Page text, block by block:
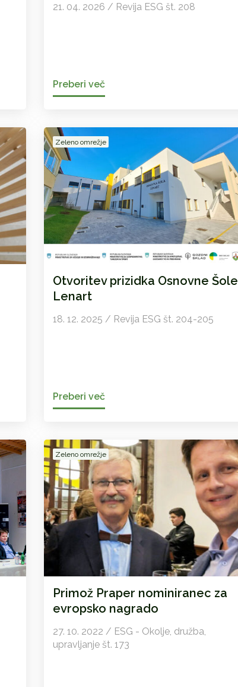
21. 04. 2026 / Revija ESG št. 208
Preberi več
Zeleno omrežje
Otvoritev prizidka Osnovne Šole
Lenart
18. 12. 2025 / Revija ESG št. 204-205
Preberi več
Zeleno omrežje
Primož Praper nominiranec za
evropsko nagrado
27. 10. 2022 / ESG - Okolje, družba,
upravljanje št. 173